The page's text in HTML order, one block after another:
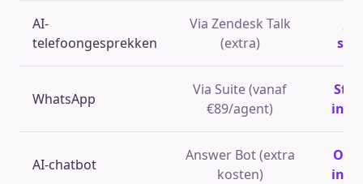
AI-
telefoongesprekken
Via Zendesk Talk
(extra)
WhatsApp
Via Suite (vanaf
€89/agent)
AI-chatbot
Answer Bot (extra
kosten)